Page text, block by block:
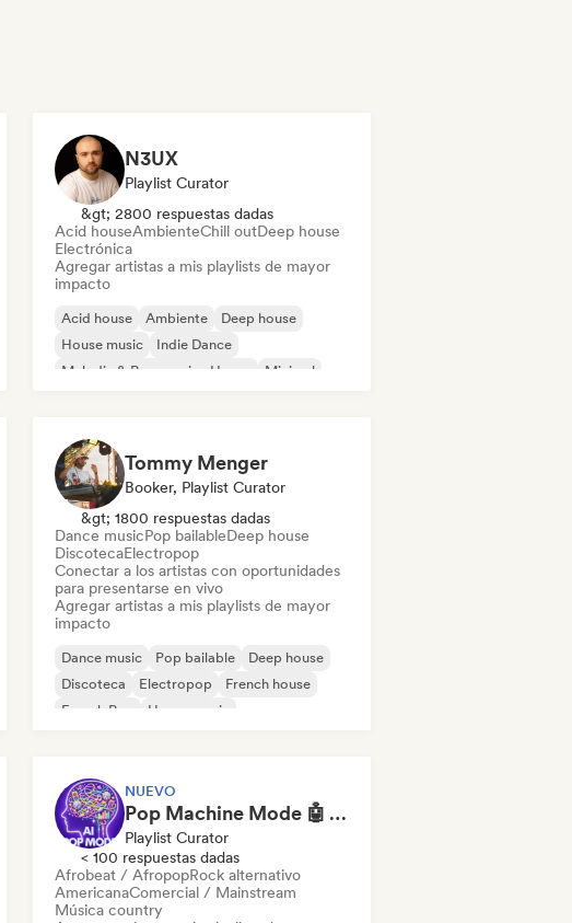
N3UX
Playlist Curator
&gt; 2800 respuestas dadas
Acid houseAmbienteChill outDeep house
Electrónica
Agregar artistas a mis playlists de mayor
impacto
Acid house Ambiente
Deep house
House music
Indie Dance
Melodic & Progressive House
Minimal
Tommy Menger
Booker, Playlist Curator
&gt; 1800 respuestas dadas
Dance musicPop bailableDeep house
DiscotecaElectropop
Conectar a los artistas con oportunidades
para presentarse en vivo
Agregar artistas a mis playlists de mayor
impacto
Dance music Pop bailable
Deep house
Discoteca
Electropop
French house
French Pop
House music
NUEVO
Pop Machine Mode 🤖 AI Music, Indie Pop & Dream Pop
Playlist Curator
< 100 respuestas dadas
Afrobeat / AfropopRock alternativo
AmericanaComercial / Mainstream
Música country